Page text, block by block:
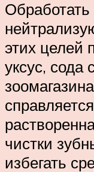
этих целей
уксус, сода
чистки
избегать